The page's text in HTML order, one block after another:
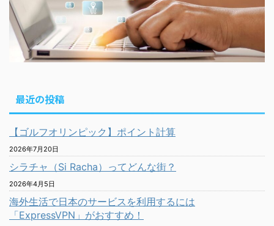
最近の投稿
【ゴルフオリンピック】ポイント計算
2026年7月20日
シラチャ（Si Racha）ってどんな街？
2026年4月5日
海外生活で日本のサービスを利用するには
「ExpressVPN」がおすすめ！